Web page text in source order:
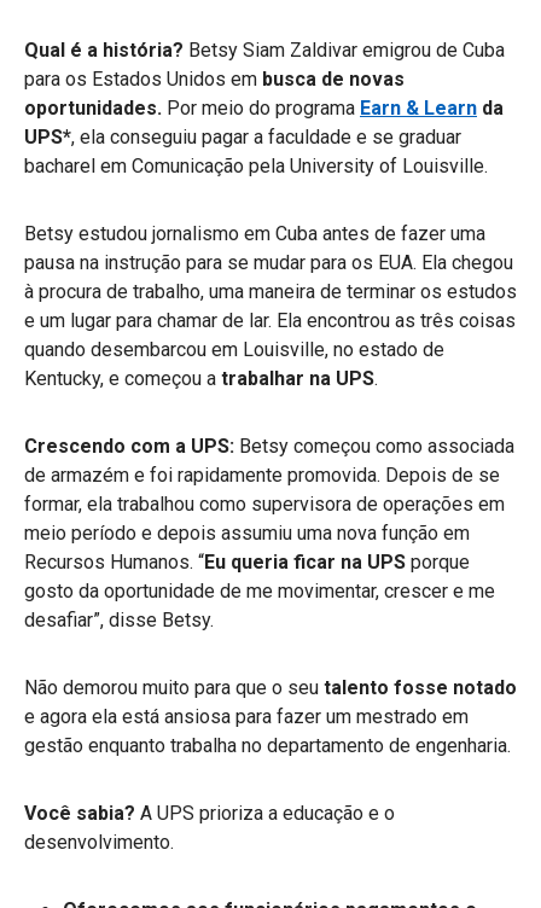
Qual é a história? Betsy Siam Zaldivar emigrou de Cuba
para os Estados Unidos em busca de novas
oportunidades. Por meio do programa Earn & Learn da
UPS*, ela conseguiu pagar a faculdade e se graduar
bacharel em Comunicação pela University of Louisville.
Betsy estudou jornalismo em Cuba antes de fazer uma
pausa na instrução para se mudar para os EUA. Ela chegou
à procura de trabalho, uma maneira de terminar os estudos
e um lugar para chamar de lar. Ela encontrou as três coisas
quando desembarcou em Louisville, no estado de
Kentucky, e começou a trabalhar na UPS.
Crescendo com a UPS: Betsy começou como associada
de armazém e foi rapidamente promovida. Depois de se
formar, ela trabalhou como supervisora de operações em
meio período e depois assumiu uma nova função em
Recursos Humanos. “Eu queria ficar na UPS porque
gosto da oportunidade de me movimentar, crescer e me
desafiar”, disse Betsy.
Não demorou muito para que o seu talento fosse notado
e agora ela está ansiosa para fazer um mestrado em
gestão enquanto trabalha no departamento de engenharia.
Você sabia? A UPS prioriza a educação e o
desenvolvimento.